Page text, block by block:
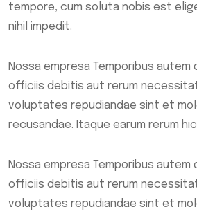
tempore, cum soluta nobis est
nihil impedit.
Nossa empresa Temporibus autem
officiis debitis aut rerum
voluptates repudiandae sint et
recusandae. Itaque earum rerum
Nossa empresa Temporibus autem
officiis debitis aut rerum
voluptates repudiandae sint et